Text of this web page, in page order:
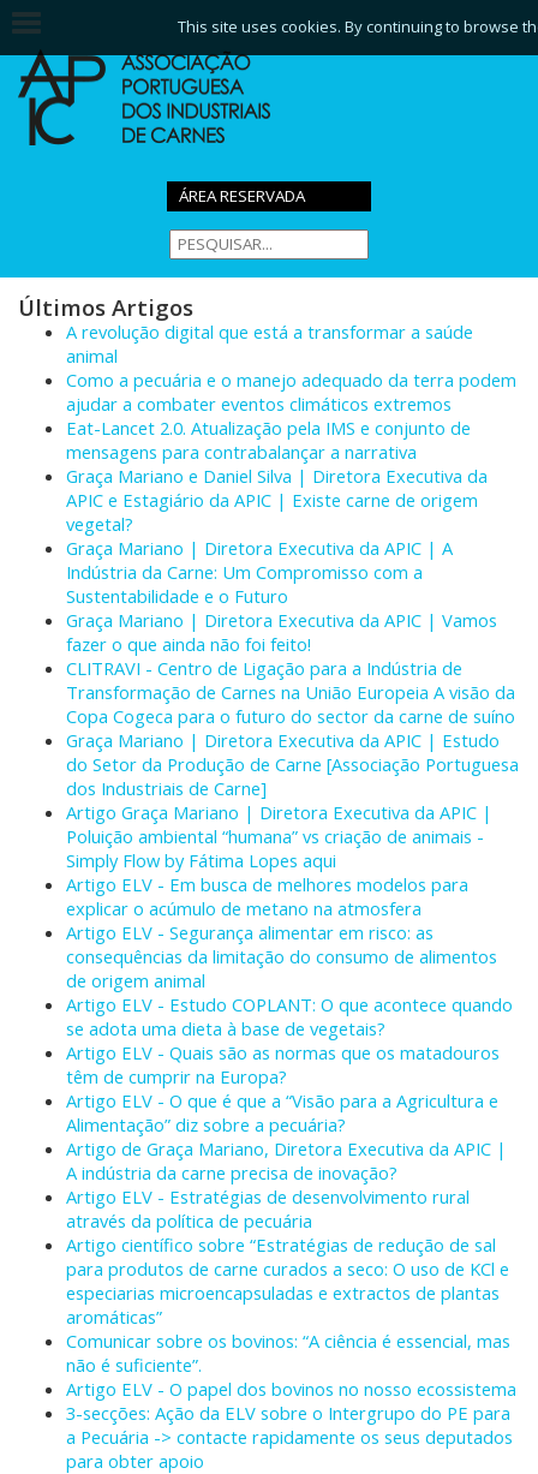
ÁREA RESERVADA
Últimos Artigos
A revolução digital que está a transformar a saúde
animal
Como a pecuária e o manejo adequado da terra podem
ajudar a combater eventos climáticos extremos
Eat-Lancet 2.0. Atualização pela IMS e conjunto de
mensagens para contrabalançar a narrativa
Graça Mariano e Daniel Silva | Diretora Executiva da
APIC e Estagiário da APIC | Existe carne de origem
vegetal?
Graça Mariano | Diretora Executiva da APIC | A
Indústria da Carne: Um Compromisso com a
Sustentabilidade e o Futuro
Graça Mariano | Diretora Executiva da APIC | Vamos
fazer o que ainda não foi feito!
CLITRAVI - Centro de Ligação para a Indústria de
Transformação de Carnes na União Europeia A visão da
Copa Cogeca para o futuro do sector da carne de suíno
Graça Mariano | Diretora Executiva da APIC | Estudo
do Setor da Produção de Carne [Associação Portuguesa
dos Industriais de Carne]
Artigo Graça Mariano | Diretora Executiva da APIC |
Poluição ambiental “humana” vs criação de animais -
Simply Flow by Fátima Lopes aqui
Artigo ELV - Em busca de melhores modelos para
explicar o acúmulo de metano na atmosfera
Artigo ELV - Segurança alimentar em risco: as
consequências da limitação do consumo de alimentos
de origem animal
Artigo ELV - Estudo COPLANT: O que acontece quando
se adota uma dieta à base de vegetais?
Artigo ELV - Quais são as normas que os matadouros
têm de cumprir na Europa?
Artigo ELV - O que é que a “Visão para a Agricultura e
Alimentação” diz sobre a pecuária?
Artigo de Graça Mariano, Diretora Executiva da APIC |
A indústria da carne precisa de inovação?
Artigo ELV - Estratégias de desenvolvimento rural
através da política de pecuária
Artigo científico sobre “Estratégias de redução de sal
para produtos de carne curados a seco: O uso de KCl e
especiarias microencapsuladas e extractos de plantas
aromáticas”
Comunicar sobre os bovinos: “A ciência é essencial, mas
não é suficiente”.
Artigo ELV - O papel dos bovinos no nosso ecossistema
3-secções: Ação da ELV sobre o Intergrupo do PE para
a Pecuária -> contacte rapidamente os seus deputados
para obter apoio
This site uses cookies. By continuing to browse